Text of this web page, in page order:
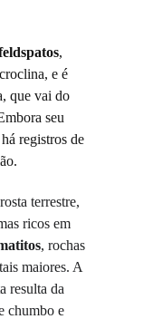
,
e é
que vai do
seu
registros de
terrestre,
ricos em
, rochas
maiores. A
resulta da
chumbo e